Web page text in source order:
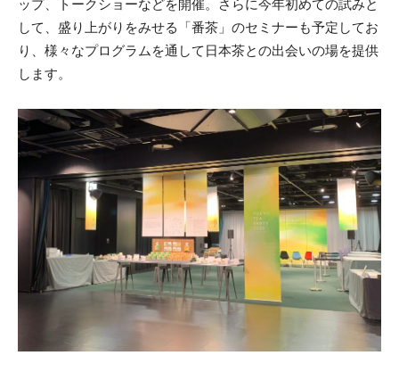
ップ、トークショーなどを開催。さらに今年初めての試みと
して、盛り上がりをみせる「番茶」のセミナーも予定してお
り、様々なプログラムを通して日本茶との出会いの場を提供
します。